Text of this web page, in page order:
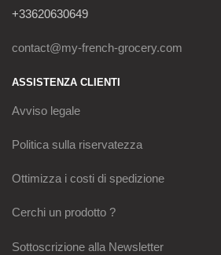
+33620630649
contact@my-french-grocery.com
ASSISTENZA CLIENTI
Avviso legale
Politica sulla riservatezza
Ottimizza i costi di spedizione
Cerchi un prodotto ?
Sottoscrizione alla Newsletter